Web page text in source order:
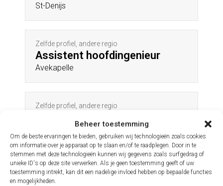
Beheer toestemming
Om de beste ervaringen te bieden, gebruiken wij technologieën zoals cookies
om informatie over je apparaat op te slaan en/of te raadplegen. Door in te
stemmen met deze technologieën kunnen wij gegevens zoals surfgedrag of
unieke ID's op deze site verwerken. Als je geen toestemming geeft of uw
toestemming intrekt, kan dit een nadelige invloed hebben op bepaalde functies
en mogelijkheden.
St-Denijs
Zelfde profiel, andere regio
Assistent hoofdingenieur
Avekapelle
Zelfde profiel, andere regio
Zelfde profiel, andere regio
Assistent hoofdingenieur